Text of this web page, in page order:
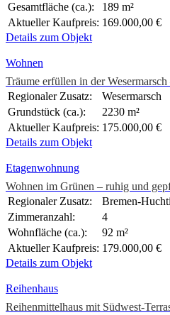
Gesamtfläche (ca.):
189 m²
Aktueller Kaufpreis: 169.000,00 €
Details zum Objekt
Wohnen
Träume erfüllen in der
Regionaler Zusatz:
Wesermarsch
Grundstück (ca.):
2230 m²
Aktueller Kaufpreis: 175.000,00 €
Details zum Objekt
Etagenwohnung
Wohnen im Grünen – ruhig und
Regionaler Zusatz:
Bremen-
Zimmeranzahl:
4
Wohnfläche (ca.):
92 m²
Aktueller Kaufpreis: 179.000,00 €
Details zum Objekt
Reihenhaus
Reihenmittelhaus mit Südwest-